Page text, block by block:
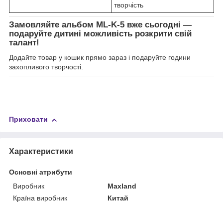
творчість
Замовляйте альбом ML-K-5 вже сьогодні —
подаруйте дитині можливість розкрити свій
талант!
Додайте товар у кошик прямо зараз і подаруйте години
захопливого творчості.
Приховати
Характеристики
Основні атрибути
Виробник
Maxland
Країна виробник
Китай